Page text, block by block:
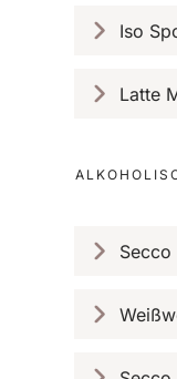
Iso
Latte
Secco